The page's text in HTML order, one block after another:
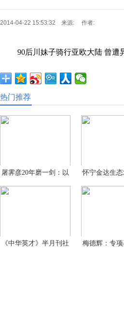
2014-04-22 15:53:32 来源: 作者:
90后川妹子骑行亚欧大陆 曾遭
热门推荐
屠霁彦20年磨一剑：以
洲泉
怀宁金达生
长
《中华英才》半月刊社
梅德辉：专